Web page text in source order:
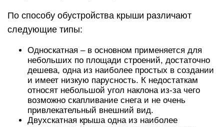
По способу обустройства крыши различают
следующие типы:
Односкатная – в основном применяется для
небольших по площади строений, достаточно
дешева, одна из наиболее простых в создании
и имеет низкую парусность. К недостаткам
относят небольшой угол наклона из-за чего
возможно скапливание снега и не очень
привлекательный внешний вид.
Двухскатная крыша одна из наиболее